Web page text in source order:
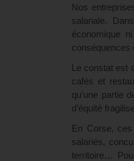
Nos
salariale.
économique
conséquences
Le constat
cafés et
qu’une partie
d’équité
En Corse,
salariés,
territoire…